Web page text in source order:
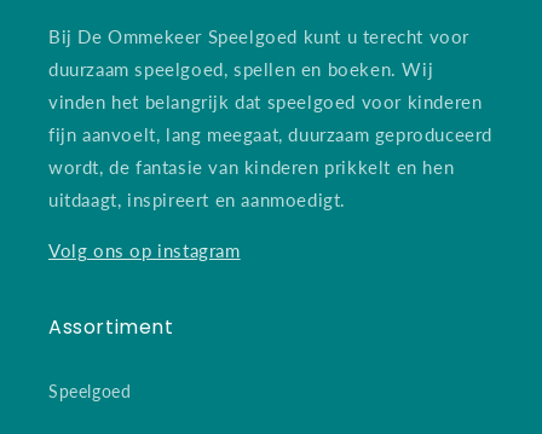
Bij De Ommekeer Speelgoed kunt u terecht voor
duurzaam speelgoed, spellen en boeken. Wij
vinden het belangrijk dat speelgoed voor kinderen
fijn aanvoelt, lang meegaat, duurzaam geproduceerd
wordt, de fantasie van kinderen prikkelt en hen
uitdaagt, inspireert en aanmoedigt.
Volg ons op instagram
Assortiment
Speelgoed